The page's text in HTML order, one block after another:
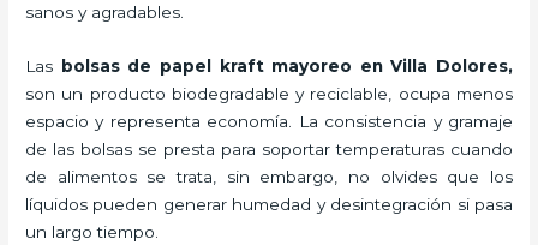
sanos y agradables.
Las
bolsas de papel kraft mayoreo en Villa Dolores,
son un producto biodegradable y reciclable, ocupa menos
espacio y representa economía. La consistencia y gramaje
de las bolsas se presta para soportar temperaturas cuando
de alimentos se trata, sin embargo, no olvides que los
líquidos pueden generar humedad y desintegración si pasa
un largo tiempo.